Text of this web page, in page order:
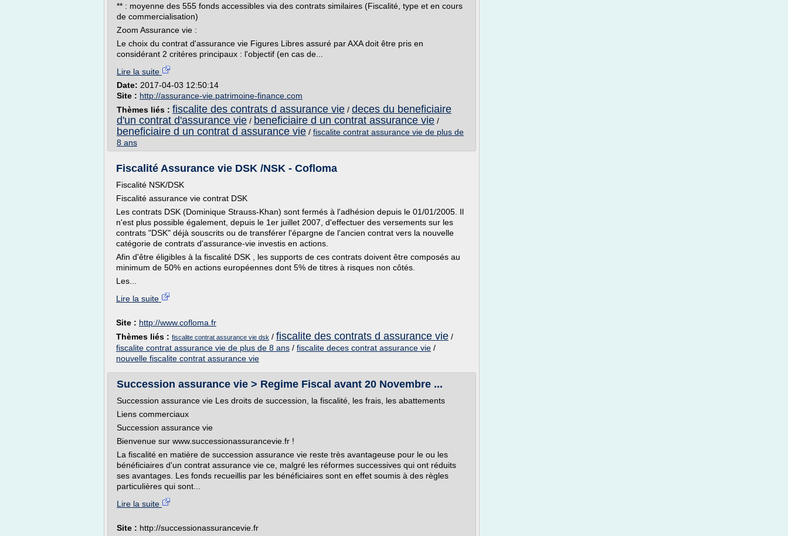
** : moyenne des 555 fonds accessibles via des contrats similaires (Fiscalité, type et en cours
de commercialisation)
Zoom Assurance vie :
Le choix du contrat d'assurance vie Figures Libres assuré par AXA doit être pris en
considérant 2 critéres principaux : l'objectif (en cas de...
Lire la suite
Date: 2017-04-03 12:50:14
Site : http://assurance-vie.patrimoine-finance.com
Thèmes liés : fiscalite des contrats d assurance vie / deces du beneficiaire
d'un contrat d'assurance vie / beneficiaire d un contrat assurance vie /
beneficiaire d un contrat d assurance vie / fiscalite contrat assurance vie de plus de
8 ans
Fiscalité Assurance vie DSK /NSK - Cofloma
Fiscalité NSK/DSK
Fiscalité assurance vie contrat DSK
Les contrats DSK (Dominique Strauss-Khan) sont fermés à l'adhésion depuis le 01/01/2005. Il
n'est plus possible également, depuis le 1er juillet 2007, d'effectuer des versements sur les
contrats "DSK" déjà souscrits ou de transférer l'épargne de l'ancien contrat vers la nouvelle
catégorie de contrats d'assurance-vie investis en actions.
Afin d'être éligibles à la fiscalité DSK , les supports de ces contrats doivent être composés au
minimum de 50% en actions européennes dont 5% de titres à risques non côtés.
Les...
Lire la suite
Site : http://www.cofloma.fr
Thèmes liés : fiscalite contrat assurance vie dsk / fiscalite des contrats d assurance vie /
fiscalite contrat assurance vie de plus de 8 ans / fiscalite deces contrat assurance vie /
nouvelle fiscalite contrat assurance vie
Succession assurance vie > Regime Fiscal avant 20 Novembre ...
Succession assurance vie Les droits de succession, la fiscalité, les frais, les abattements
Liens commerciaux
Succession assurance vie
Bienvenue sur www.successionassurancevie.fr !
La fiscalité en matière de succession assurance vie reste très avantageuse pour le ou les
bénéficiaires d'un contrat assurance vie ce, malgré les réformes successives qui ont réduits
ses avantages. Les fonds recueillis par les bénéficiaires sont en effet soumis à des règles
particulières qui sont...
Lire la suite
Site : http://successionassurancevie.fr